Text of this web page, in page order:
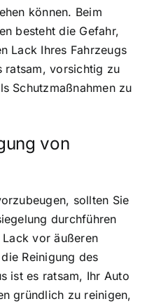
können. Beim
besteht die Gefahr,
Lack Ihres Fahrzeugs
ratsam, vorsichtig zu
Schutzmaßnahmen zu
von
sollten Sie
durchführen
vor äußeren
Reinigung des
ist es ratsam, Ihr Auto
gründlich zu reinigen,